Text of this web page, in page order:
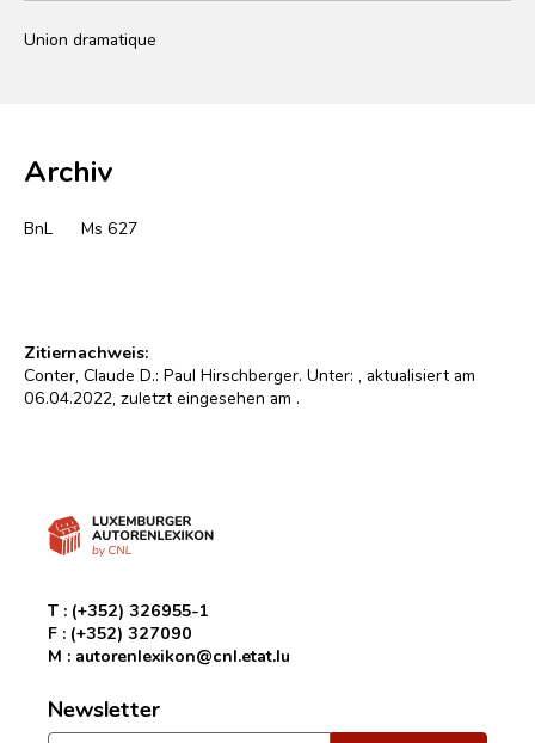
Union dramatique
Archiv
BnL Ms 627
Zitiernachweis:
Conter, Claude D.: Paul Hirschberger. Unter: , aktualisiert am
06.04.2022, zuletzt eingesehen am .
T : (+352) 326955-1
F : (+352) 327090
M : autorenlexikon@cnl.etat.lu
Newsletter